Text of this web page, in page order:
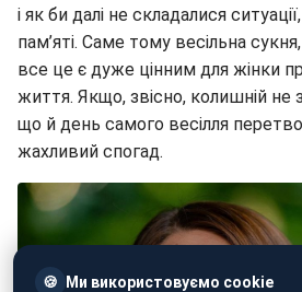
і як би далі не складалися
пам’яті. Саме тому весільна
все це є дуже цінним для жінки
життя. Якщо, звісно, колишній не
що й день самого весілля
жахливий спогад.
🍪 Ми використовуємо cookie